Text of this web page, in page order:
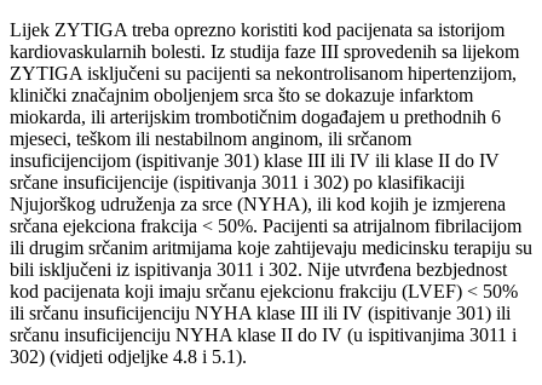
Lijek ZYTIGA treba oprezno koristiti kod pacijenata sa istorijom
kardiovaskularnih bolesti. Iz studija faze III sprovedenih sa lijekom
ZYTIGA isključeni su pacijenti sa nekontrolisanom hipertenzijom,
klinički značajnim oboljenjem srca što se dokazuje infarktom
miokarda, ili arterijskim trombotičnim događajem u prethodnih 6
mjeseci, teškom ili nestabilnom anginom, ili srčanom
insuficijencijom (ispitivanje 301) klase III ili IV ili klase II do IV
srčane insuficijencije (ispitivanja 3011 i 302) po klasifikaciji
Njujorškog udruženja za srce (NYHA), ili kod kojih je izmjerena
srčana ejekciona frakcija < 50%. Pacijenti sa atrijalnom fibrilacijom
ili drugim srčanim aritmijama koje zahtijevaju medicinsku terapiju su
bili isključeni iz ispitivanja 3011 i 302. Nije utvrđena bezbjednost
kod pacijenata koji imaju srčanu ejekcionu frakciju (LVEF) < 50%
ili srčanu insuficijenciju NYHA klase III ili IV (ispitivanje 301) ili
srčanu insuficijenciju NYHA klase II do IV (u ispitivanjima 3011 i
302) (vidjeti odjeljke 4.8 i 5.1).